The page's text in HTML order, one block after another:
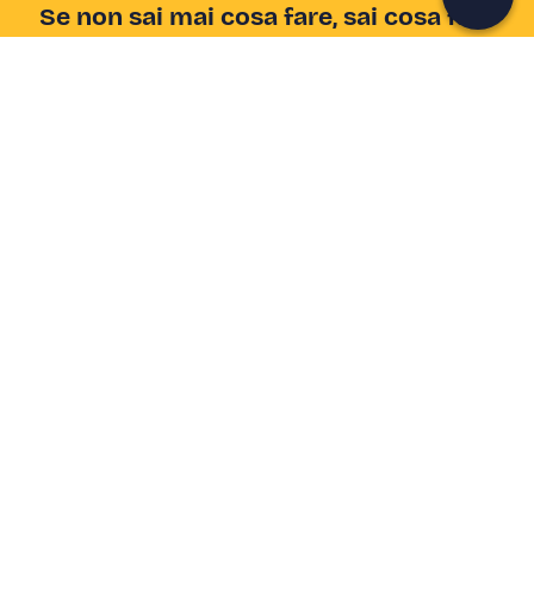
Se non sai mai cosa fare, sai cosa fare